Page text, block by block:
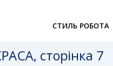
СТИЛЬ РОБОТА
сторінка 7